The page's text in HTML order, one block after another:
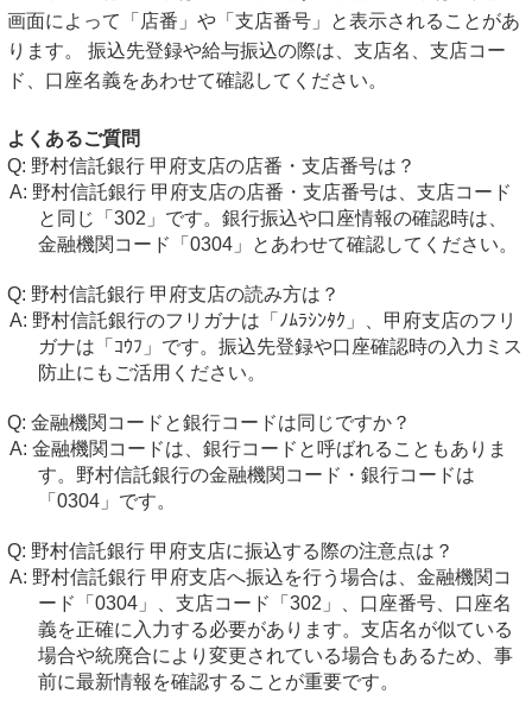
画面によって「店番」や「支店番号」と表示されることがあ
ります。 振込先登録や給与振込の際は、支店名、支店コー
ド、口座名義をあわせて確認してください。
よくあるご質問
野村信託銀行 甲府支店の店番・支店番号は？
野村信託銀行 甲府支店の店番・支店番号は、支店コード
と同じ「302」です。銀行振込や口座情報の確認時は、
金融機関コード「0304」とあわせて確認してください。
野村信託銀行 甲府支店の読み方は？
野村信託銀行のフリガナは「ﾉﾑﾗｼﾝﾀｸ」、甲府支店のフリ
ガナは「ｺｳﾌ」です。振込先登録や口座確認時の入力ミス
防止にもご活用ください。
金融機関コードと銀行コードは同じですか？
金融機関コードは、銀行コードと呼ばれることもありま
す。野村信託銀行の金融機関コード・銀行コードは
「0304」です。
野村信託銀行 甲府支店に振込する際の注意点は？
野村信託銀行 甲府支店へ振込を行う場合は、金融機関コ
ード「0304」、支店コード「302」、口座番号、口座名
義を正確に入力する必要があります。支店名が似ている
場合や統廃合により変更されている場合もあるため、事
前に最新情報を確認することが重要です。